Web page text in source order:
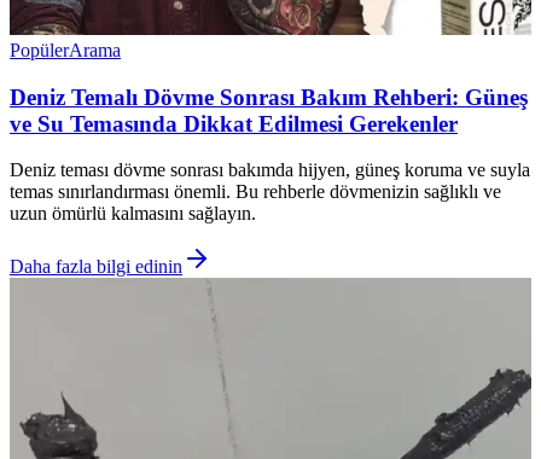
PopülerArama
Deniz Temalı Dövme Sonrası Bakım Rehberi: Güneş
ve Su Temasında Dikkat Edilmesi Gerekenler
Deniz teması dövme sonrası bakımda hijyen, güneş koruma ve suyla
temas sınırlandırması önemli. Bu rehberle dövmenizin sağlıklı ve
uzun ömürlü kalmasını sağlayın.
Daha fazla bilgi edinin